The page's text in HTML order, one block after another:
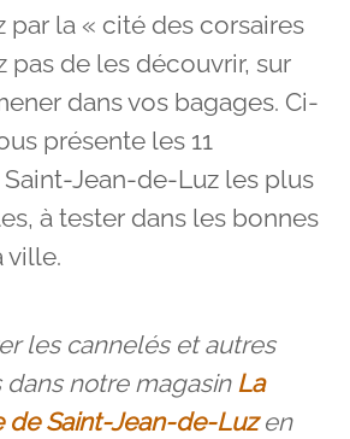
par la « cité des corsaires
pas de les découvrir, sur
dans vos bagages. Ci-
présente les 11
Jean-de-Luz les plus
à tester dans les bonnes
ville.
les cannelés et autres
notre magasin La
de Saint-Jean-de-Luzen